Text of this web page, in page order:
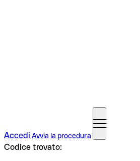
Accedi Avvia la procedura
Codice trovato: